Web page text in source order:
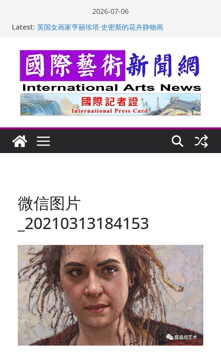
2026-07-06
Latest: “梵心”归处：一场展览 连着攀枝花的千里乡愁
美国人
玛丽安娜·卡拉切娃的绘画：幽默和难以言喻的快乐
苏方 ：“字”得其乐
微信图片
_20210313184153